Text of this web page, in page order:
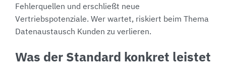
Fehlerquellen und erschließt neue
Vertriebspotenziale. Wer wartet, riskiert beim Thema
Datenaustausch Kunden zu verlieren.
Was der Standard konkret leistet